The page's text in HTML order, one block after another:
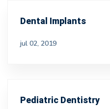
Dental Implants
jul 02, 2019
Pediatric Dentistry